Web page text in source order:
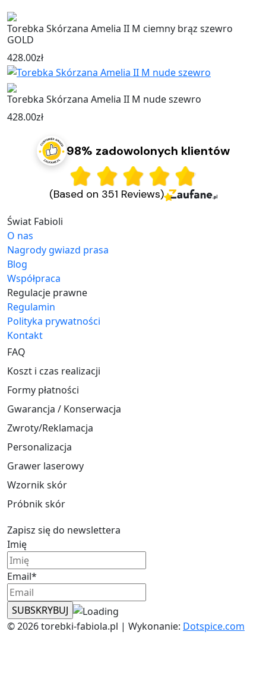
Torebka Skórzana Amelia II M ciemny brąz szewro
GOLD
428.00zł
Torebka Skórzana Amelia II M nude szewro
428.00zł
98% zadowolonych klientów
(Based on 351 Reviews)
Świat Fabioli
O nas
Nagrody gwiazd prasa
Blog
Współpraca
Regulacje prawne
Regulamin
Polityka prywatności
Kontakt
FAQ
Koszt i czas realizacji
Formy płatności
Gwarancja / Konserwacja
Zwroty/Reklamacja
Personalizacja
Grawer laserowy
Wzornik skór
Próbnik skór
Zapisz się do newslettera
Imię
Email*
© 2026 torebki-fabiola.pl | Wykonanie: Dotspice.com